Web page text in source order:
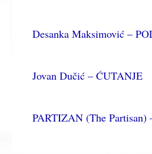
Desanka Maksimović –
Jovan Dučić – ĆUTANJE
PARTIZAN (The Partisan)